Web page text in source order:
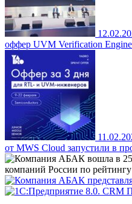
оффер UVM Verification
от MWS Cloud запустили в